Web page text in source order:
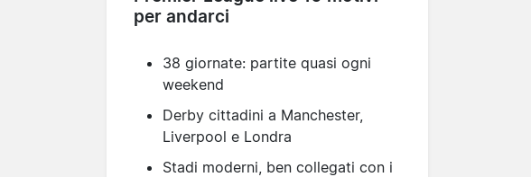
per andarci
38 giornate: partite quasi ogni
weekend
Derby cittadini a Manchester,
Liverpool e Londra
Stadi moderni, ben collegati con i